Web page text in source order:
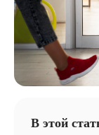
В этой